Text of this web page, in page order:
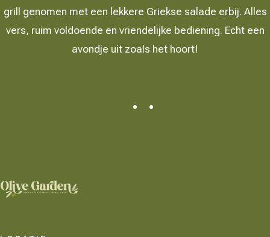
grill genomen met een lekkere Griekse salade erbij. Alles
vers, ruim voldoende en vriendelijke bediening. Echt een
avondje uit zoals het hoort!